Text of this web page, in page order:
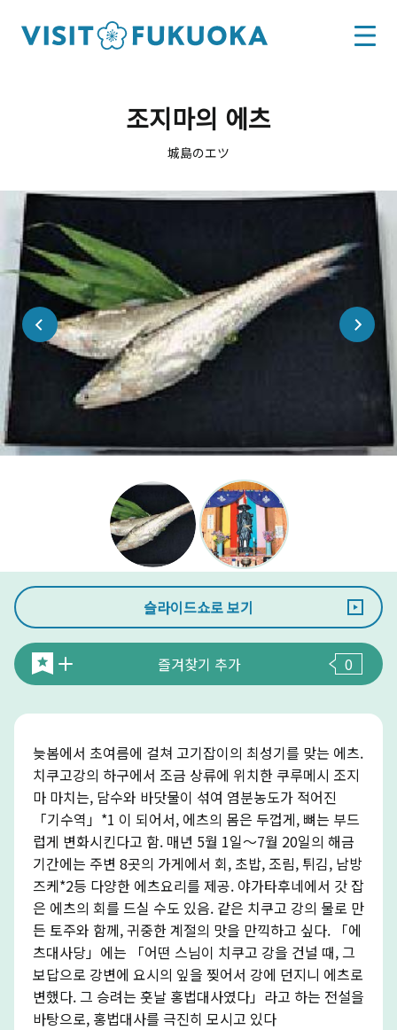
조지마의 에츠
城島のエツ
슬라이드쇼로 보기
즐겨찾기 추가 0
늦봄에서 초여름에 걸쳐 고기잡이의 최성기를 맞는 에츠.
치쿠고강의 하구에서 조금 상류에 위치한 쿠루메시 조지
마 마치는, 담수와 바닷물이 섞여 염분농도가 적어진
「기수역」*1 이 되어서, 에츠의 몸은 두껍게, 뼈는 부드
럽게 변화시킨다고 함. 매년 5월 1일～7월 20일의 해금
기간에는 주변 8곳의 가게에서 회, 초밥, 조림, 튀김, 남방
즈케*2등 다양한 에츠요리를 제공. 야가타후네에서 갓 잡
은 에츠의 회를 드실 수도 있음. 같은 치쿠고 강의 물로 만
든 토주와 함께, 귀중한 계절의 맛을 만끽하고 싶다. 「에
츠대사당」에는 「어떤 스님이 치쿠고 강을 건널 때, 그
보답으로 강변에 요시의 잎을 찢어서 강에 던지니 에츠로
변했다. 그 승려는 훗날 홍법대사였다」라고 하는 전설을
바탕으로, 홍법대사를 극진히 모시고 있다